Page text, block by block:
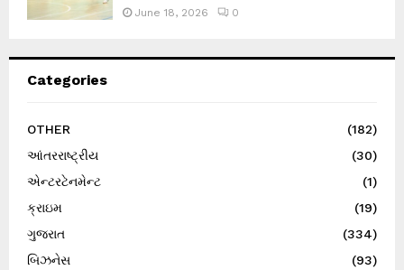
June 18, 2026 0
Categories
OTHER
(182)
આંતરરાષ્ટ્રીય
(30)
એન્ટરટેનમેન્ટ
(1)
ક્રાઇમ
(19)
ગુજરાત
(334)
બિઝનેસ
(93)